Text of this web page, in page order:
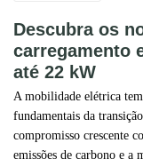
Descubra os
carregamento
até 22 kW
A mobilidade elétrica
fundamentais da
compromisso crescente
emissões de carbono e a